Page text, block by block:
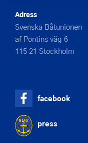
Adress
Svenska Båtunionen
af Pontins väg 6
115 21 Stockholm
facebook
press